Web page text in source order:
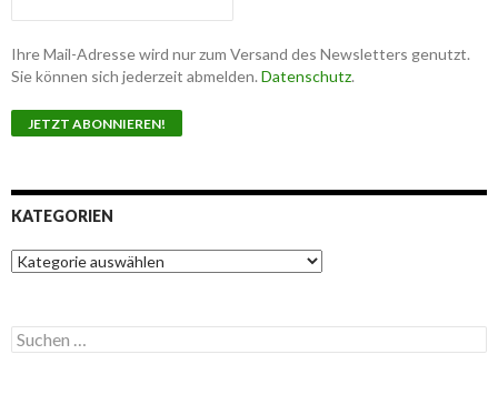
Ihre Mail-Adresse wird nur zum Versand des Newsletters genutzt.
Sie können sich jederzeit abmelden. Datenschutz.
KATEGORIEN
K
a
g
o
S
u